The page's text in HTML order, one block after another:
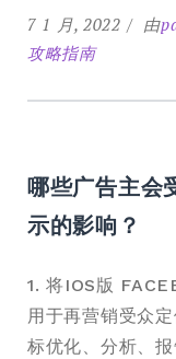
7 1 月, 2022 由
攻略指南
哪些广告主会
示的影响？
1. 将IOS版
用于再营销受众
标优化、分析、